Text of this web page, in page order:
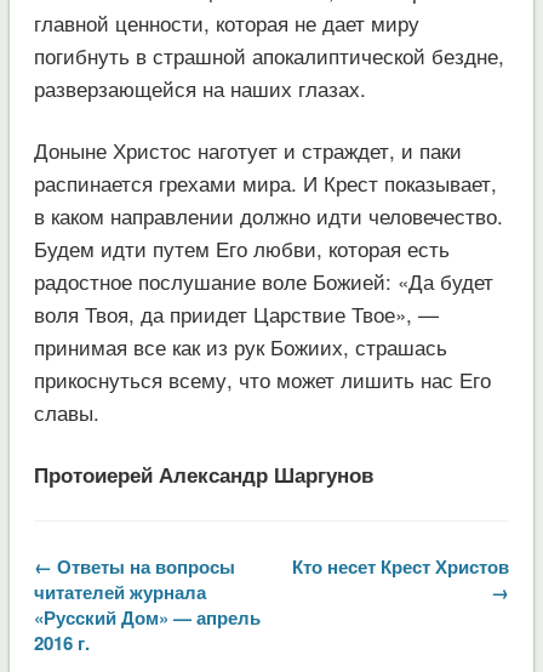
главной ценности, которая не дает миру
погибнуть в страшной апокалиптической бездне,
разверзающейся на наших глазах.
Доныне Христос наготует и страждет, и паки
распинается грехами мира. И Крест показывает,
в каком направлении должно идти человечество.
Будем идти путем Его любви, которая есть
радостное послушание воле Божией: «Да будет
воля Твоя, да приидет Царствие Твое», —
принимая все как из рук Божиих, страшась
прикоснуться всему, что может лишить нас Его
славы.
Протоиерей Александр Шаргунов
← Ответы на вопросы
читателей журнала
«Русский Дом» — апрель
2016 г.
Кто несет Крест Христов
→